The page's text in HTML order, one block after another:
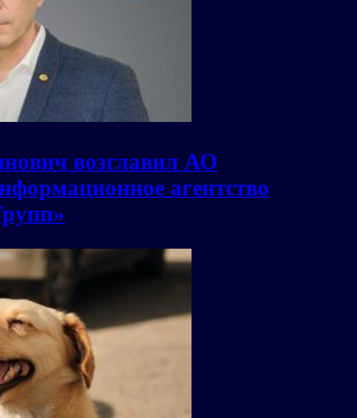
возглавил АО
агентство